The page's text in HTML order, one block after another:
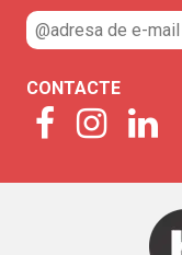
CONTACTE